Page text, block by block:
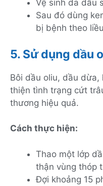
Vệ sinh da dầu
Sau đó dùng
bị bệnh theo
5. Sử dụng dầu
Bôi dầu oliu, dầu dừa,
thiện tình trạng cứt
thương hiệu quả.
Cách thực hiện:
Thao một lớp
thận vùng thóp
Đợi khoảng 15